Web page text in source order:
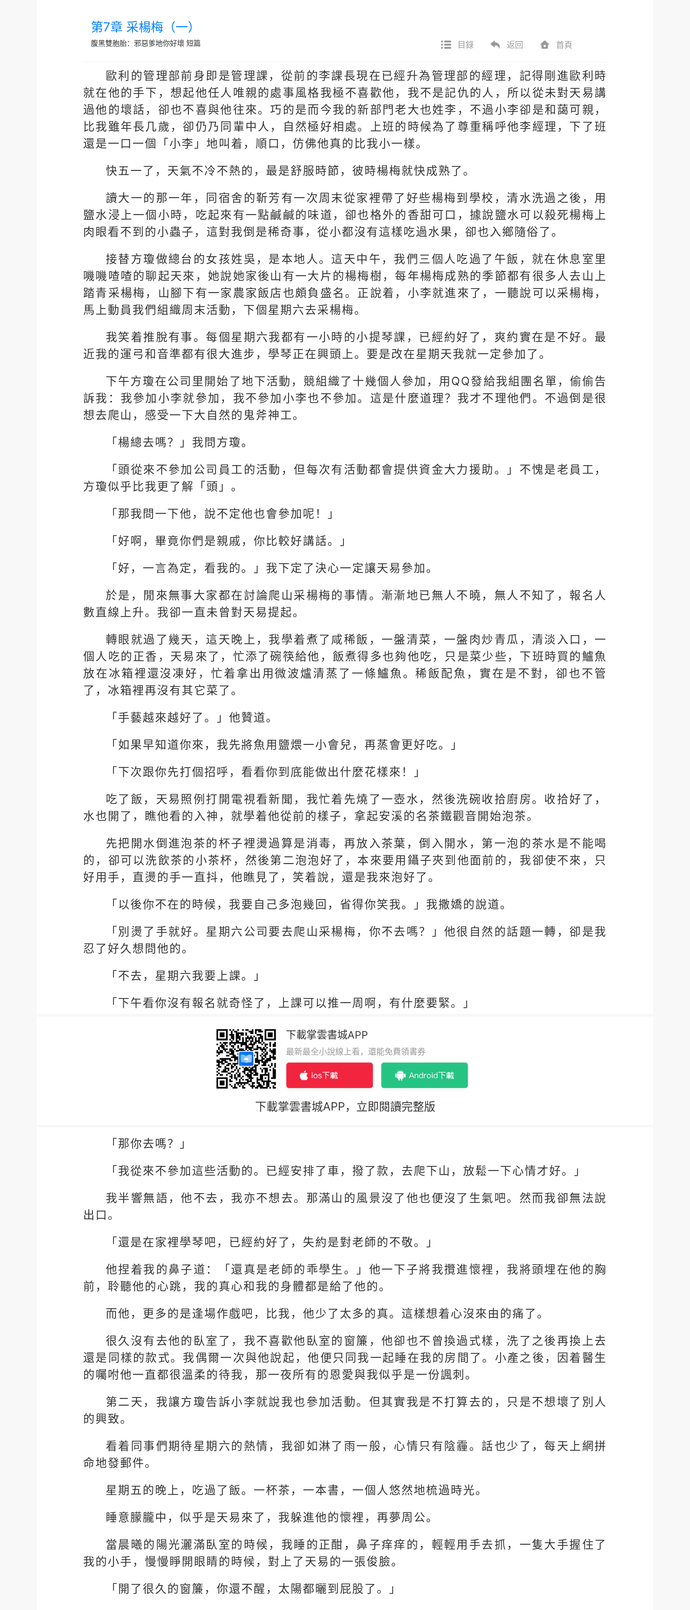
第7章 采楊梅（一）
腹黑雙胞胎：邪惡爹地你好壞 短篇 目錄 返回 首頁
歐利的管理部前身即是管理課，從前的李課長現在已經升為管理部的經理，記得剛進歐利時
就在他的手下，想起他任人唯親的處事風格我極不喜歡他，我不是記仇的人，所以從未對天易講
過他的壞話，卻也不喜與他往來。巧的是而今我的新部門老大也姓李，不過小李卻是和藹可親，
比我雖年長几歲，卻仍乃同輩中人，自然極好相處。上班的時候為了尊重稱呼他李經理，下了班
還是一口一個「小李」地叫着，順口，仿佛他真的比我小一樣。
快五一了，天氣不冷不熱的，最是舒服時節，彼時楊梅就快成熟了。
讀大一的那一年，同宿舍的靳芳有一次周末從家裡帶了好些楊梅到學校，清水洗過之後，用
鹽水浸上一個小時，吃起來有一點鹹鹹的味道，卻也格外的香甜可口，據說鹽水可以殺死楊梅上
肉眼看不到的小蟲子，這對我倒是稀奇事，從小都沒有這樣吃過水果，卻也入鄉隨俗了。
接替方瓊做總台的女孩姓吳，是本地人。這天中午，我們三個人吃過了午飯，就在休息室里
嘰嘰喳喳的聊起天來，她說她家後山有一大片的楊梅樹，每年楊梅成熟的季節都有很多人去山上
踏青采楊梅，山腳下有一家農家飯店也頗負盛名。正說着，小李就進來了，一聽說可以采楊梅，
馬上動員我們組織周末活動，下個星期六去采楊梅。
我笑着推脫有事。每個星期六我都有一小時的小提琴課，已經約好了，爽約實在是不好。最
近我的運弓和音準都有很大進步，學琴正在興頭上。要是改在星期天我就一定參加了。
下午方瓊在公司里開始了地下活動，競組織了十幾個人參加，用QQ發給我組團名單，偷偷告
訴我：我參加小李就參加，我不參加小李也不參加。這是什麼道理？我才不理他們。不過倒是很
想去爬山，感受一下大自然的鬼斧神工。
「楊總去嗎？」我問方瓊。
「頭從來不參加公司員工的活動，但每次有活動都會提供資金大力援助。」不愧是老員工，
方瓊似乎比我更了解「頭」。
「那我問一下他，說不定他也會參加呢！」
「好啊，畢竟你們是親戚，你比較好講話。」
「好，一言為定，看我的。」我下定了決心一定讓天易參加。
於是，閒來無事大家都在討論爬山采楊梅的事情。漸漸地已無人不曉，無人不知了，報名人
數直線上升。我卻一直未曾對天易提起。
轉眼就過了幾天，這天晚上，我學着煮了咸稀飯，一盤清菜，一盤肉炒青瓜，清淡入口，一
個人吃的正香，天易來了，忙添了碗筷給他，飯煮得多也夠他吃，只是菜少些，下班時買的鱸魚
放在冰箱裡還沒凍好，忙着拿出用微波爐清蒸了一條鱸魚。稀飯配魚，實在是不對，卻也不管
了，冰箱裡再沒有其它菜了。
「手藝越來越好了。」他贊道。
「如果早知道你來，我先將魚用鹽煨一小會兒，再蒸會更好吃。」
「下次跟你先打個招呼，看看你到底能做出什麼花樣來！」
吃了飯，天易照例打開電視看新聞，我忙着先燒了一壺水，然後洗碗收拾廚房。收拾好了，
水也開了，瞧他看的入神，就學着他從前的樣子，拿起安溪的名茶鐵觀音開始泡茶。
先把開水倒進泡茶的杯子裡燙過算是消毒，再放入茶葉，倒入開水，第一泡的茶水是不能喝
的，卻可以洗飲茶的小茶杯，然後第二泡泡好了，本來要用鑷子夾到他面前的，我卻使不來，只
好用手，直燙的手一直抖，他瞧見了，笑着說，還是我來泡好了。
「以後你不在的時候，我要自己多泡幾回，省得你笑我。」我撒嬌的說道。
「別燙了手就好。星期六公司要去爬山采楊梅，你不去嗎？」他很自然的話題一轉，卻是我
忍了好久想問他的。
「不去，星期六我要上課。」
「下午看你沒有報名就奇怪了，上課可以推一周啊，有什麼要緊。」
下載掌雲書城APP
最新最全小說線上看，還能免費領書券
下載掌雲書城APP，立即閱讀完整版
「那你去嗎？」
「我從來不參加這些活動的。已經安排了車，撥了款，去爬下山，放鬆一下心情才好。」
我半響無語，他不去，我亦不想去。那滿山的風景沒了他也便沒了生氣吧。然而我卻無法說
出口。
「還是在家裡學琴吧，已經約好了，失約是對老師的不敬。」
他捏着我的鼻子道：「還真是老師的乖學生。」他一下子將我攬進懷裡，我將頭埋在他的胸
前，聆聽他的心跳，我的真心和我的身體都是給了他的。
而他，更多的是逢場作戲吧，比我，他少了太多的真。這樣想着心沒來由的痛了。
很久沒有去他的臥室了，我不喜歡他臥室的窗簾，他卻也不曾換過式樣，洗了之後再換上去
還是同樣的款式。我偶爾一次與他說起，他便只同我一起睡在我的房間了。小產之後，因着醫生
的囑咐他一直都很溫柔的待我，那一夜所有的恩愛與我似乎是一份諷刺。
第二天，我讓方瓊告訴小李就說我也參加活動。但其實我是不打算去的，只是不想壞了別人
的興致。
看着同事們期待星期六的熱情，我卻如淋了雨一般，心情只有陰霾。話也少了，每天上網拼
命地發郵件。
星期五的晚上，吃過了飯。一杯茶，一本書，一個人悠然地梳過時光。
睡意朦朧中，似乎是天易來了，我躲進他的懷裡，再夢周公。
當晨曦的陽光灑滿臥室的時候，我睡的正酣，鼻子痒痒的，輕輕用手去抓，一隻大手握住了
我的小手，慢慢睜開眼睛的時候，對上了天易的一張俊臉。
「開了很久的窗簾，你還不醒，太陽都曬到屁股了。」